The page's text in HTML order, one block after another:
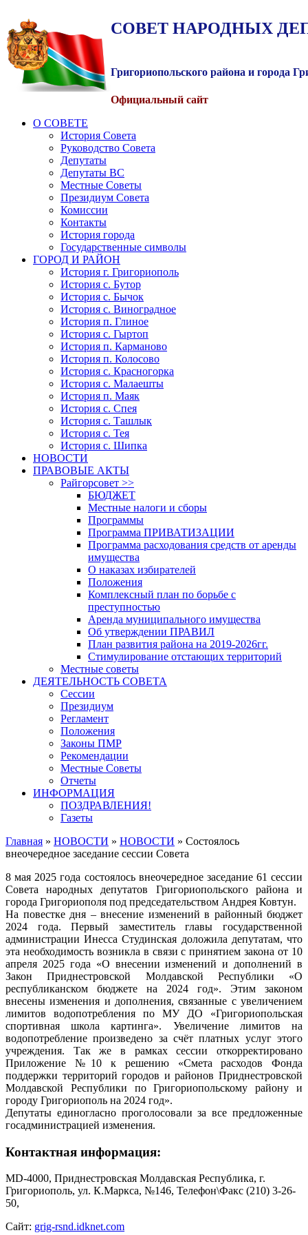
СОВЕТ НАРОДНЫХ
Григориопольского района и города
Официальный сайт
О СОВЕТЕ
История Совета
Руководство Совета
Депутаты
Депутаты ВС
Местные Советы
Президиум Совета
Комиссии
Контакты
История города
Государственные символы
ГОРОД И РАЙОН
История г. Григориополь
История с. Бутор
История с. Бычок
История с. Виноградное
История п. Глиное
История с. Гыртоп
История п. Карманово
История п. Колосово
История с. Красногорка
История с. Малаешты
История п. Маяк
История с. Спея
История с. Ташлык
История с. Тея
История с. Шипка
НОВОСТИ
ПРАВОВЫЕ АКТЫ
Райгорсовет >>
БЮДЖЕТ
Местные налоги и сборы
Программы
Программа ПРИВАТИЗАЦИИ
Программа расходования средств от аренды
имущества
О наказах избирателей
Положения
Комплексный план по борьбе с
преступностью
Аренда муниципального имущества
Об утверждении ПРАВИЛ
План развития района на 2019-2026гг.
Стимулирование отстающих территорий
Местные советы
ДЕЯТЕЛЬНОСТЬ СОВЕТА
Сессии
Президиум
Регламент
Положения
Законы ПМР
Рекомендации
Местные Советы
Отчеты
ИНФОРМАЦИЯ
ПОЗДРАВЛЕНИЯ!
Газеты
Главная » НОВОСТИ » НОВОСТИ » Состоялось
внеочередное заседание сессии Совета
8 мая 2025 года состоялось внеочередное заседание 61 сессии
Совета народных депутатов Григориопольского района и
города Григориополя под председательством Андрея Ковтун.
На повестке дня – внесение изменений в районный бюджет
2024 года. Первый заместитель главы государственной
администрации Инесса Студинская доложила депутатам, что
эта необходимость возникла в связи с принятием закона от 10
апреля 2025 года «О внесении изменений и дополнений в
Закон Приднестровской Молдавской Республики «О
республиканском бюджете на 2024 год». Этим законом
внесены изменения и дополнения, связанные с увеличением
лимитов водопотребления по МУ ДО «Григориопольская
спортивная школа картинга». Увеличение лимитов на
водопотребление произведено за счёт платных услуг этого
учреждения. Так же в рамках сессии откорректировано
Приложение №10 к решению «Смета расходов Фонда
поддержки территорий городов и районов Приднестровской
Молдавской Республики по Григориопольскому району и
городу Григориополь на 2024 год».
Депутаты единогласно проголосовали за все предложенные
госадминистрацией изменения.
Контактная информация:
MD-4000, Приднестровская Молдавская Республика, г.
Григориополь, ул. К.Маркса, №146, Телефон\Факс (210) 3-26-
50,
Сайт: grig-rsnd.idknet.com